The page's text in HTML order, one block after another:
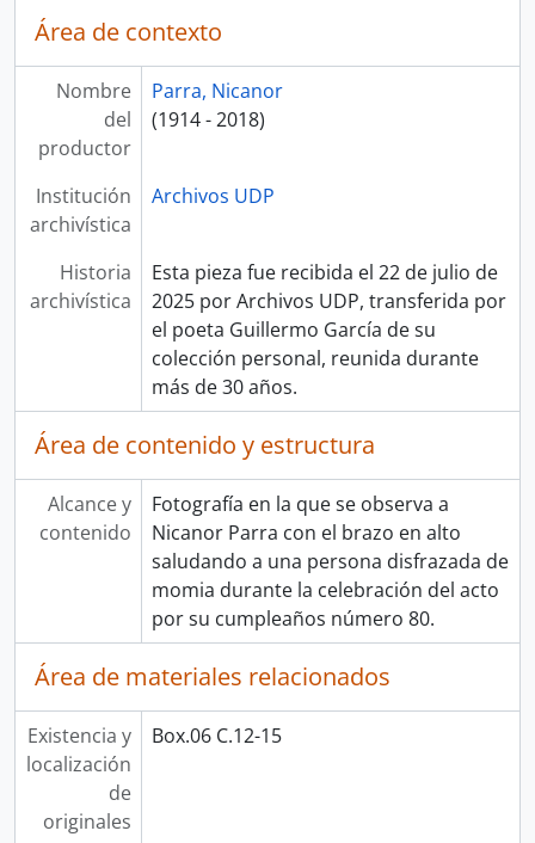
Área de contexto
Nombre
del
productor
Parra, Nicanor
(1914 - 2018)
Institución
archivística
Archivos UDP
Historia
archivística
Esta pieza fue recibida el 22 de julio de
2025 por Archivos UDP, transferida por
el poeta Guillermo García de su
colección personal, reunida durante
más de 30 años.
Área de contenido y estructura
Alcance y
contenido
Fotografía en la que se observa a
Nicanor Parra con el brazo en alto
saludando a una persona disfrazada de
momia durante la celebración del acto
por su cumpleaños número 80.
Área de materiales relacionados
Existencia y
localización
de
originales
Box.06 C.12-15